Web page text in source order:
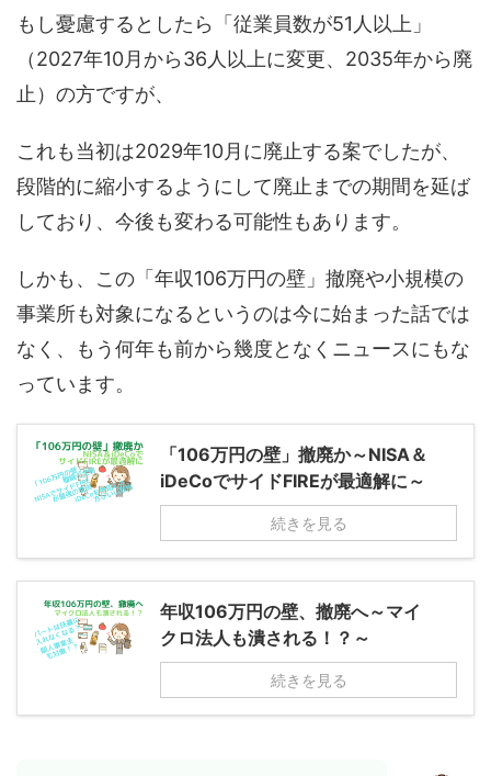
もし憂慮するとしたら「従業員数が51人以上」
（2027年10月から36人以上に変更、2035年から廃
止）の方ですが、
これも当初は2029年10月に廃止する案でしたが、
段階的に縮小するようにして廃止までの期間を延ば
しており、今後も変わる可能性もあります。
しかも、この「年収106万円の壁」撤廃や小規模の
事業所も対象になるというのは今に始まった話では
なく、もう何年も前から幾度となくニュースにもな
っています。
「106万円の壁」撤廃か～NISA＆
iDeCoでサイドFIREが最適解に～
続きを見る
年収106万円の壁、撤廃へ～マイ
クロ法人も潰される！？～
続きを見る